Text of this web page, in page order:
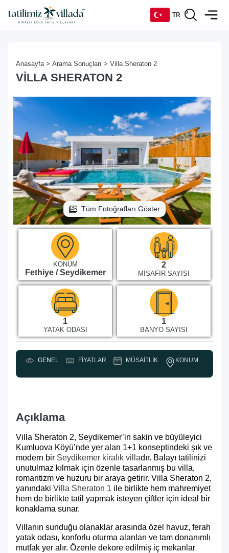
TR
RU
Anasayfa > Arama Sonuçları > Villa Sheraton 2
VILLA SHERATON 2
Tüm Fotoğrafları Göster
KONUM
Fethiye / Seydikemer
2
MISAFIR SAYISI
1
YATAK ODASI
1
BANYO SAYISI
GENEL FIYATLAR MÜSAITLIK KONUM
Açıklama
Villa Sheraton 2, Seydikemer’in sakin ve büyüleyici
Kumluova Köyü’nde yer alan 1+1 konseptindeki şık ve
modern bir Seydikemer kiralık villadır. Balayı tatilinizi
unutulmaz kılmak için özenle tasarlanmış bu villa,
romantizm ve huzuru bir araya getirir. Villa Sheraton 2,
yanındaki Villa Sheraton 1 ile birlikte hem mahremiyet
hem de birlikte tatil yapmak isteyen çiftler için ideal bir
konaklama sunar.
Villanın sunduğu olanaklar arasında özel havuz, ferah
yatak odası, konforlu oturma alanları ve tam donanımlı
mutfak yer alır. Özenle dekore edilmiş iç mekanlar